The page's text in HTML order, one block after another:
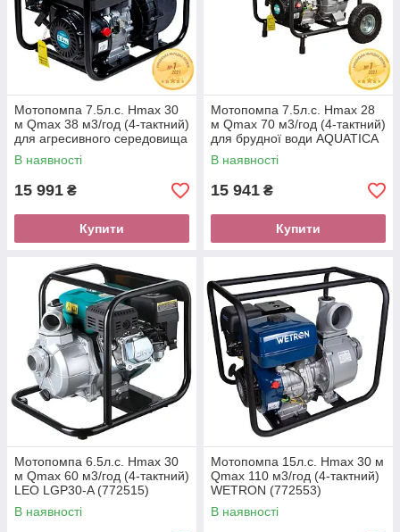
Мотопомпа 7.5л.с. Hmax 30
м Qmax 38 м3/год (4-тактний)
для агресивного середовища
AQUATICA (772539)
В наявності
15 991 ₴
Купити
Мотопомпа 7.5л.с. Hmax 28
м Qmax 70 м3/год (4-тактний)
для брудної води AQUATICA
(772537)
В наявності
15 941 ₴
Купити
Мотопомпа 6.5л.с. Hmax 30
м Qmax 60 м3/год (4-тактний)
LEO LGP30-A (772515)
В наявності
Мотопомпа 15л.с. Hmax 30 м
Qmax 110 м3/год (4-тактний)
WETRON (772553)
В наявності